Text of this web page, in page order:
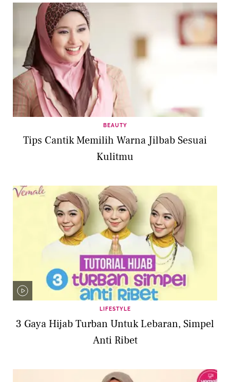
BEAUTY
Tips Cantik Memilih Warna Jilbab Sesuai
Kulitmu
LIFESTYLE
3 Gaya Hijab Turban Untuk Lebaran, Simpel
Anti Ribet